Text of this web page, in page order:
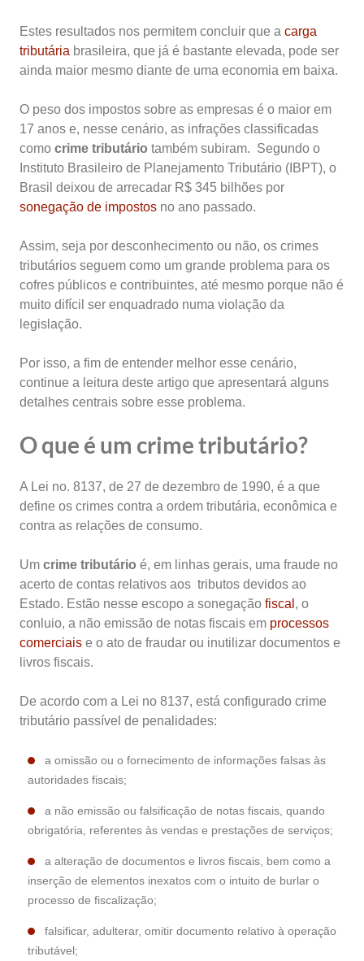
Estes resultados nos permitem concluir que a carga
tributária brasileira, que já é bastante elevada, pode ser
ainda maior mesmo diante de uma economia em baixa.
O peso dos impostos sobre as empresas é o maior em
17 anos e, nesse cenário, as infrações classificadas
como crime tributário também subiram. Segundo o
Instituto Brasileiro de Planejamento Tributário (IBPT), o
Brasil deixou de arrecadar R$ 345 bilhões por
sonegação de impostos no ano passado.
Assim, seja por desconhecimento ou não, os crimes
tributários seguem como um grande problema para os
cofres públicos e contribuintes, até mesmo porque não é
muito difícil ser enquadrado numa violação da
legislação.
Por isso, a fim de entender melhor esse cenário,
continue a leitura deste artigo que apresentará alguns
detalhes centrais sobre esse problema.
O que é um crime tributário?
A Lei no. 8137, de 27 de dezembro de 1990, é a que
define os crimes contra a ordem tributária, econômica e
contra as relações de consumo.
Um crime tributário é, em linhas gerais, uma fraude no
acerto de contas relativos aos tributos devidos ao
Estado. Estão nesse escopo a sonegação fiscal , o
conluio, a não emissão de notas fiscais em processos
comerciais e o ato de fraudar ou inutilizar documentos e
livros fiscais.
De acordo com a Lei no 8137, está configurado crime
tributário passível de penalidades:
a omissão ou o fornecimento de informações falsas às
autoridades fiscais;
a não emissão ou falsificação de notas fiscais, quando
obrigatória, referentes às vendas e prestações de serviços;
a alteração de documentos e livros fiscais, bem como a
inserção de elementos inexatos com o intuito de burlar o
processo de fiscalização;
falsificar, adulterar, omitir documento relativo à operação
tributável;